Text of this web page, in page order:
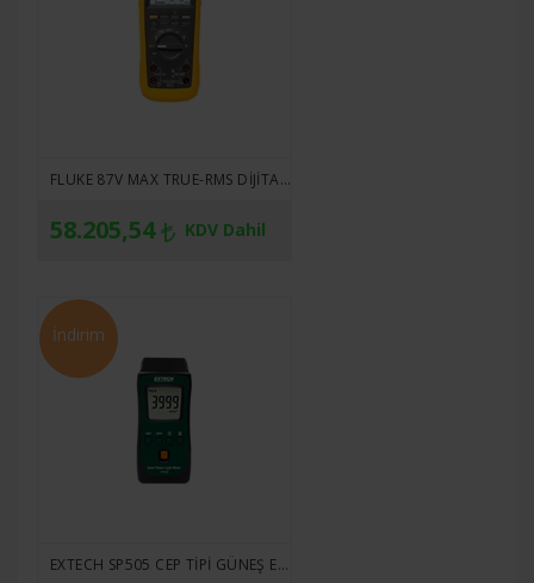
FLUKE 87V MAX TRUE-RMS DIJITAL MULTIMETRE
58.205,54 KDV Dahil
İndirim
EXTECH SP505 CEP TIPI GÜNEŞ ENERJISI ÖLÇER